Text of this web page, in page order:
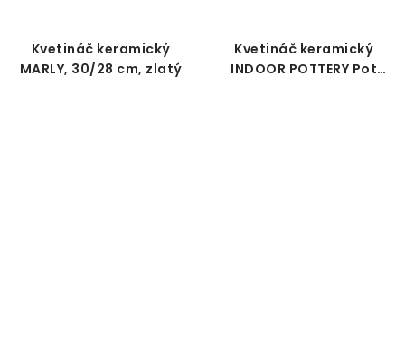
Kvetináč keramický
MARLY, 30/28 cm, zlatý
Kvetináč keramický
INDOOR POTTERY Pot